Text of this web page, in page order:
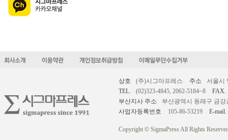
상호 (주)시그마프레스 주소
서울시
TEL.
(02)323-4845, 2062-5184~8
FAX.
부산지사 주소
부산광역시 동래구 금강
사업자등록번호
105-86-53219 E-mail.
Copyright © SigmaPress All Rights